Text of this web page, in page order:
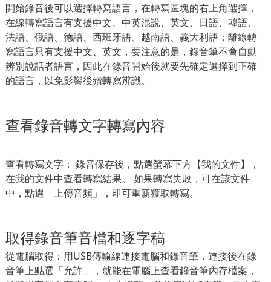
開始錄音後可以選擇轉寫語言，在轉寫區塊的右上角選擇，
在線轉寫語言有支援中文、中英混說、英文、日語、韓語、
法語、俄語、德語、西班牙語、越南語、義大利語；離線轉
寫語言只有支援中文、英文，要注意的是，錄音筆不會自動
辨別說話者語言，因此在錄音開始後就要先確定選擇到正確
的語言，以免影響後續轉寫辨識。
查看錄音轉文字轉寫內容
查看轉寫文字： 錄音保存後，點選螢幕下方【我的文件】，
在我的文件中查看轉寫結果。 如果轉寫失敗，可在該文件
中，點選「上傳音頻」，即可重新獲取轉寫。
取得錄音筆音檔和逐字稿
從電腦取得：用USB傳輸線連接電腦和錄音筆，連接後在錄
音筆上點選「允許」，就能在電腦上查看錄音筆內存檔案，